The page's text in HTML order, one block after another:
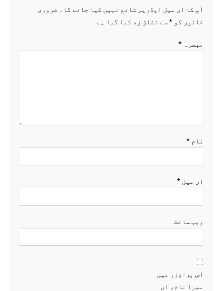
آپ کا ای میل ایڈریس شائع نہیں کیا جائے گا۔
ضروری
خانوں کو *سے نشان زد کیا گیا ہے
تبصرہ *
نام *
ای میل *
ویب‌ سائٹ
اس براؤزر میں
میرا نام، ای